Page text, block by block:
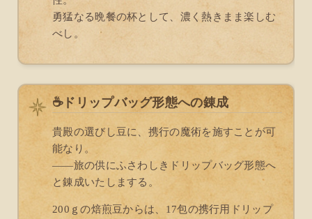
勇猛なる晩餐の杯として、濃く熱きまま楽しむ
べし。
☕ドリップバッグ形態への錬成
貴殿の選びし豆に、携行の魔術を施すことが可
能なり。
――旅の供にふさわしきドリップバッグ形態へ
と錬成いたしまする。
200ｇの焙煎豆からは、17包の携行用ドリップ